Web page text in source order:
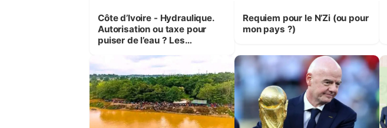
Côte d’Ivoire - Hydraulique.
Autorisation ou taxe pour
puiser de l’eau ? Les
Requiem pour le N’Zi (ou pour
mon pays ?)